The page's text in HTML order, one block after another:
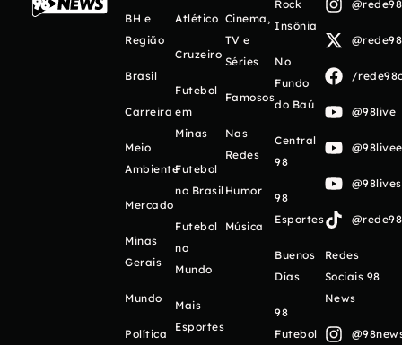
BH e
Região
Brasil
Carreira
Meio
Ambiente
Mercado
Minas
Gerais
Mundo
Política
Atlético
Cruzeiro
Futebol
em
Minas
Futebol
no Brasil
Futebol
no
Mundo
Mais
Esportes
Cinema,
TV e
Séries
Famosos
Nas
Redes
Humor
Música
Rock
Insônia
No
Fundo
do Baú
Central
98
98
Esportes
Buenos
Días
98
Futebol
/
@98live
Redes
Sociais 98
News